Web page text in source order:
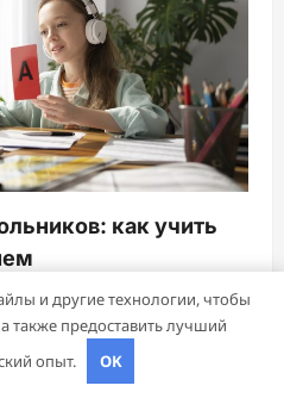
как учить
и другие технологии, чтобы
также предоставить лучший
опыт.
OK